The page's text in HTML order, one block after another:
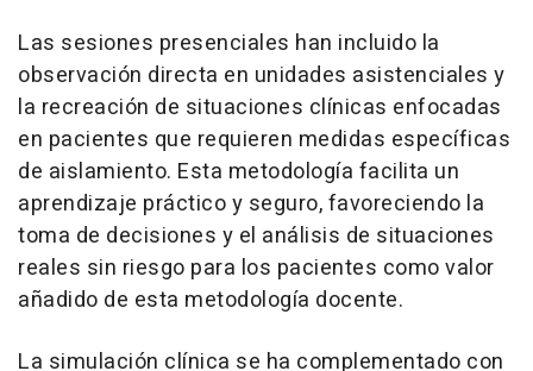
Las sesiones presenciales han incluido la
observación directa en unidades asistenciales y
la recreación de situaciones clínicas enfocadas
en pacientes que requieren medidas específicas
de aislamiento. Esta metodología facilita un
aprendizaje práctico y seguro, favoreciendo la
toma de decisiones y el análisis de situaciones
reales sin riesgo para los pacientes como valor
añadido de esta metodología docente.
La simulación clínica se ha complementado con